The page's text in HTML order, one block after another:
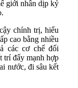
giới nhân dịp kỷ
chính trị, hiểu
cao bằng nhiều
các cơ chế đối
trí đẩy mạnh hợp
nước, đi sâu kết